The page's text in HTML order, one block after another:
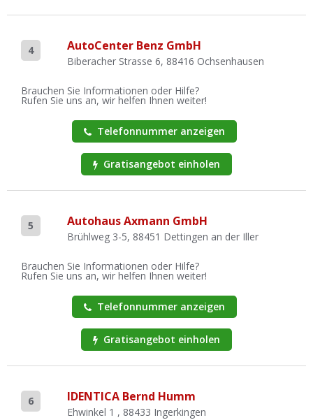
4 AutoCenter Benz GmbH
Biberacher Strasse 6, 88416 Ochsenhausen
Brauchen Sie Informationen oder Hilfe?
Rufen Sie uns an, wir helfen Ihnen weiter!
Telefonnummer anzeigen
Gratisangebot einholen
5 Autohaus Axmann GmbH
Brühlweg 3-5, 88451 Dettingen an der Iller
Brauchen Sie Informationen oder Hilfe?
Rufen Sie uns an, wir helfen Ihnen weiter!
Telefonnummer anzeigen
Gratisangebot einholen
6 IDENTICA Bernd Humm
Ehwinkel 1 , 88433 Ingerkingen